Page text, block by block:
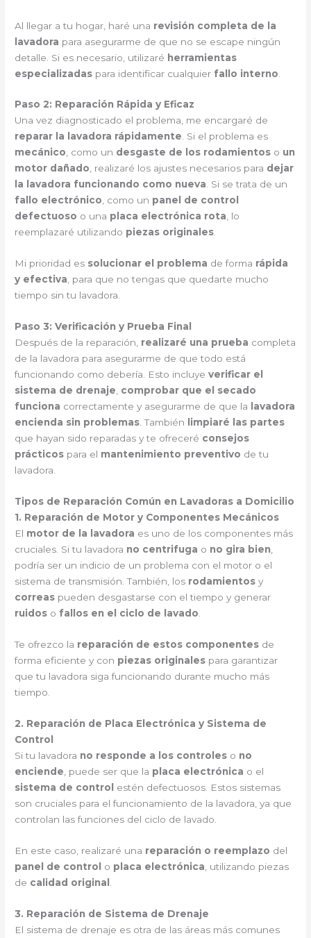
Al llegar a tu hogar, haré una revisión completa de la
lavadora para asegurarme de que no se escape ningún
detalle. Si es necesario, utilizaré herramientas
especializadas para identificar cualquier fallo interno
Paso 2: Reparación Rápida y Eficaz
Una vez diagnosticado el problema, me encargaré de
reparar la lavadora rápidamente. Si el problema es
mecánico, como un desgaste de los rodamientos o un
motor dañado, realizaré los ajustes necesarios para dejar
la lavadora funcionando como nueva. Si se trata de un
fallo electrónico, como un panel de control
defectuoso o una placa electrónica rota, lo
reemplazaré utilizando piezas originales.
Mi prioridad es solucionar el problema de forma rápida
y efectiva, para que no tengas que quedarte mucho
tiempo sin tu lavadora.
Paso 3: Verificación y Prueba Final
Después de la reparación, realizaré una prueba completa
de la lavadora para asegurarme de que todo está
funcionando como debería. Esto incluyeverificar el
sistema de drenaje comprobar que el secado
funciona correctamente y asegurarme de que la
lavadora
encienda sin problemas . También
limpiaré las partes
que hayan sido reparadas y te ofreceré consejos
prácticos para el mantenimiento preventivo de tu
lavadora.
Tipos de Reparación Común en Lavadoras a Domicilio
1. Reparación de Motor y Componentes Mecánicos
El motor de la lavadora es uno de los componentes más
cruciales. Si tu lavadora no centrifuga o no gira bien
podría ser un indicio de un problema con el motor o el
sistema de transmisión. También, los rodamientos y
correas pueden desgastarse con el tiempo y generar
ruidos o fallos en el ciclo de lavado
Te ofrezco la reparación de estos componentes de
forma eficiente y con piezas originales para garantizar
que tu lavadora siga funcionando durante mucho más
tiempo.
2. Reparación de Placa Electrónica y Sistema de
Control
Si tu lavadora no responde a los controles o no
enciende , puede ser que la placa electrónica o el
sistema de control
estén defectuosos. Estos sistemas
son cruciales para el funcionamiento de la lavadora, ya que
controlan las funciones del ciclo de lavado.
En este caso, realizaré una reparación o reemplazo del
panel de control
o placa electrónica , utilizando piezas
de calidad original
3. Reparación de Sistema de Drenaje
El sistema de drenaje es otra de las áreas más comunes